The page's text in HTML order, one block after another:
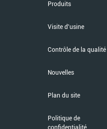
Produits
Visite d'usine
Contrôle de la qualité
Nouvelles
Plan du site
Politique de
confidentialité